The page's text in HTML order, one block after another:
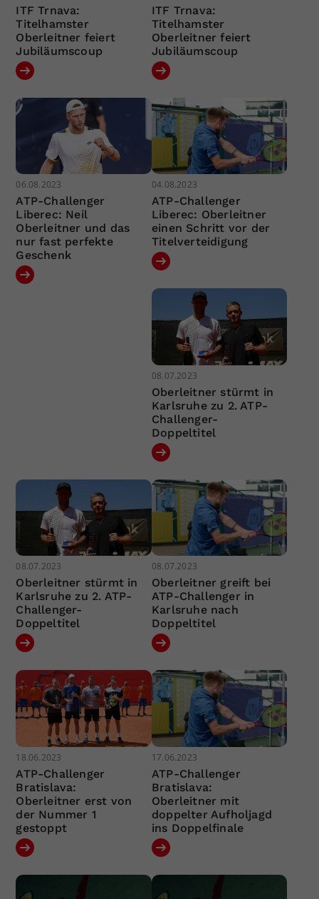
ITF Trnava:
Titelhamster
Oberleitner feiert
Jubiläumscoup
ITF Trnava:
Titelhamster
Oberleitner feiert
Jubiläumscoup
06.08.2023
ATP-Challenger
Liberec: Neil
Oberleitner und das
nur fast perfekte
Geschenk
04.08.2023
ATP-Challenger
Liberec: Oberleitner
einen Schritt vor der
Titelverteidigung
08.07.2023
Oberleitner stürmt in
Karlsruhe zu 2. ATP-
Challenger-
Doppeltitel
08.07.2023
Oberleitner stürmt in
Karlsruhe zu 2. ATP-
Challenger-
Doppeltitel
08.07.2023
Oberleitner greift bei
ATP-Challenger in
Karlsruhe nach
Doppeltitel
18.06.2023
ATP-Challenger
Bratislava:
Oberleitner erst von
der Nummer 1
gestoppt
17.06.2023
ATP-Challenger
Bratislava:
Oberleitner mit
doppelter Aufholjagd
ins Doppelfinale